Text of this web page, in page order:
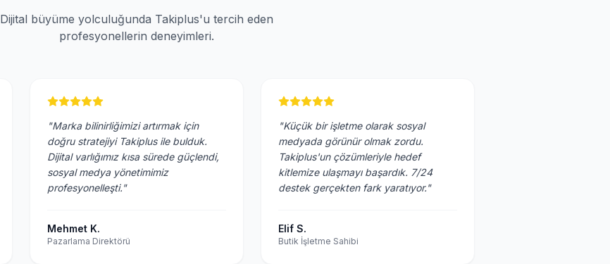
Dijital büyüme yolculuğunda Takiplus'u tercih eden
profesyonellerin deneyimleri.
"Marka bilinirliğimizi artırmak için
doğru stratejiyi Takiplus ile bulduk.
Dijital varlığımız kısa sürede güçlendi,
sosyal medya yönetimimiz
profesyonelleşti."
Mehmet K.
Pazarlama Direktörü
"Küçük bir işletme olarak sosyal
medyada görünür olmak zordu.
Takiplus'un çözümleriyle hedef
kitlemize ulaşmayı başardık. 7/24
destek gerçekten fark yaratıyor."
Elif S.
Butik İşletme Sahibi